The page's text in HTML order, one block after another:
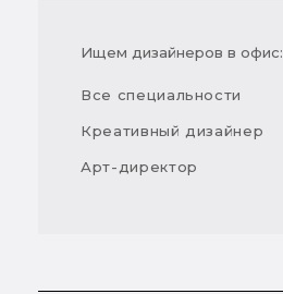
Ищем дизайнеров в офис:
Все специальности
Креативный дизайнер
Арт-директор